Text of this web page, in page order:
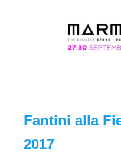
Fantini alla
2017